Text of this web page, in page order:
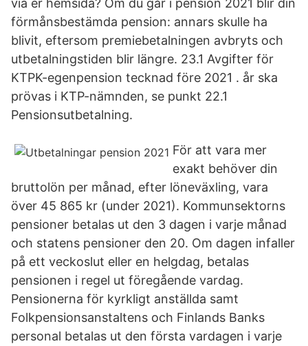
via er hemsida? Om du går i pension 2021 blir din
förmånsbestämda pension: annars skulle ha
blivit, eftersom premiebetalningen avbryts och
utbetalningstiden blir längre. 23.1 Avgifter för
KTPK-egenpension tecknad före 2021 . år ska
prövas i KTP-nämnden, se punkt 22.1
Pensionsutbetalning.
För att vara mer
exakt behöver din
bruttolön per månad, efter löneväxling, vara
över 45 865 kr (under 2021). Kommunsektorns
pensioner betalas ut den 3 dagen i varje månad
och statens pensioner den 20. Om dagen infaller
på ett veckoslut eller en helgdag, betalas
pensionen i regel ut föregående vardag.
Pensionerna för kyrkligt anställda samt
Folkpensionsanstaltens och Finlands Banks
personal betalas ut den första vardagen i varje